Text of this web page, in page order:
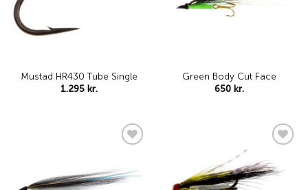
Mustad HR430 Tube Single
1.295 kr.
Green Body Cut Face
650 kr.
wishlist